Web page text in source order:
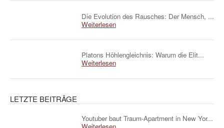
Die Evolution des Rausches: Der Mensch, ...
Weiterlesen
Platons Höhlengleichnis: Warum die Elit...
Weiterlesen
LETZTE BEITRÄGE
Youtuber baut Traum-Apartment in New Yor...